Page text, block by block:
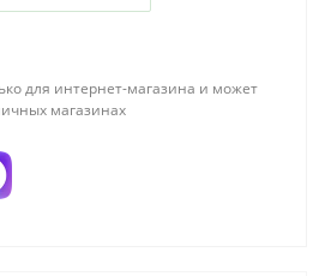
для интернет-магазина и может
магазинах